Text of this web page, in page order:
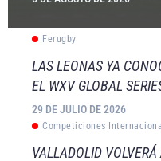
Ferugby
LAS LEONAS YA
EL WXV GLOBAL
29 DE JULIO DE 2026
Competiciones
VALLADOLID